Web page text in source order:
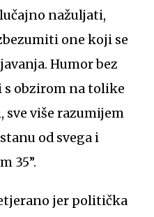
nažuljati,
one koji se
Humor bez
s obzirom na tolike
sve više razumijem
od svega i
35”.
jer politička